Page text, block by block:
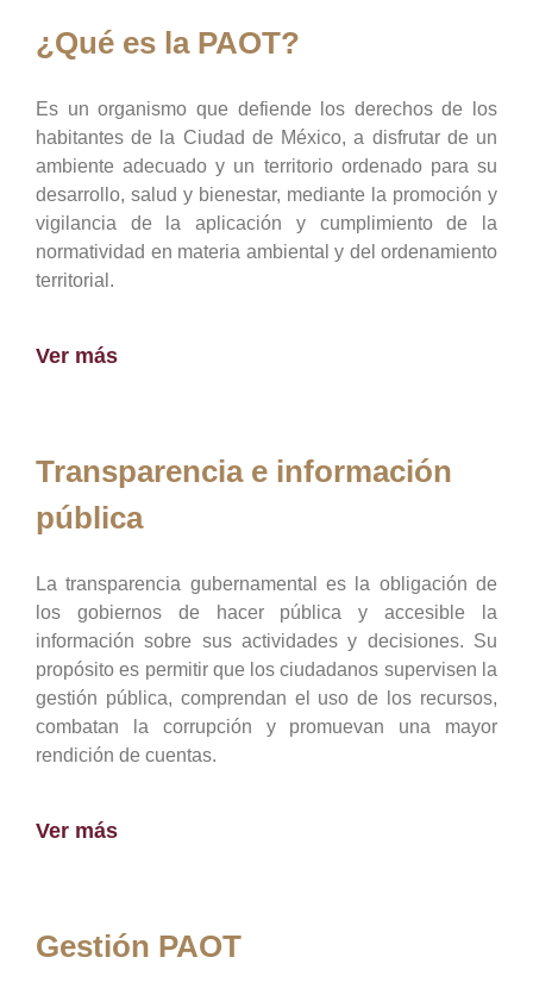
¿Qué es la PAOT?
Es un organismo que defiende los derechos de los
habitantes de la Ciudad de México, a disfrutar de un
ambiente adecuado y un territorio ordenado para su
desarrollo, salud y bienestar, mediante la promoción y
vigilancia de la aplicación y cumplimiento de la
normatividad en materia ambiental y del ordenamiento
territorial.
Ver más
Transparencia e información
pública
La transparencia gubernamental es la obligación de
los gobiernos de hacer pública y accesible la
información sobre sus actividades y decisiones. Su
propósito es permitir que los ciudadanos supervisen la
gestión pública, comprendan el uso de los recursos,
combatan la corrupción y promuevan una mayor
rendición de cuentas.
Ver más
Gestión PAOT